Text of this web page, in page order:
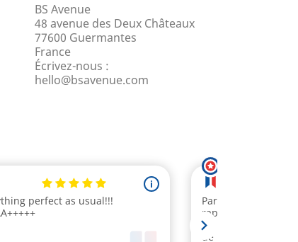
BS Avenue
48 avenue des Deux Châteaux
77600 Guermantes
France
Écrivez-nous :
hello@bsavenue.com